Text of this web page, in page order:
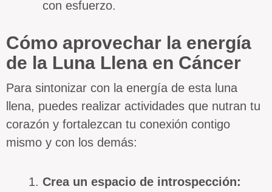
con esfuerzo.
Cómo aprovechar la energía
de la Luna Llena en Cáncer
Para sintonizar con la energía de esta luna
llena, puedes realizar actividades que nutran tu
corazón y fortalezcan tu conexión contigo
mismo y con los demás:
Crea un espacio de introspección: